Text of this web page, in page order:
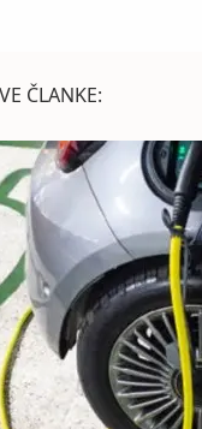
ČLANKE: